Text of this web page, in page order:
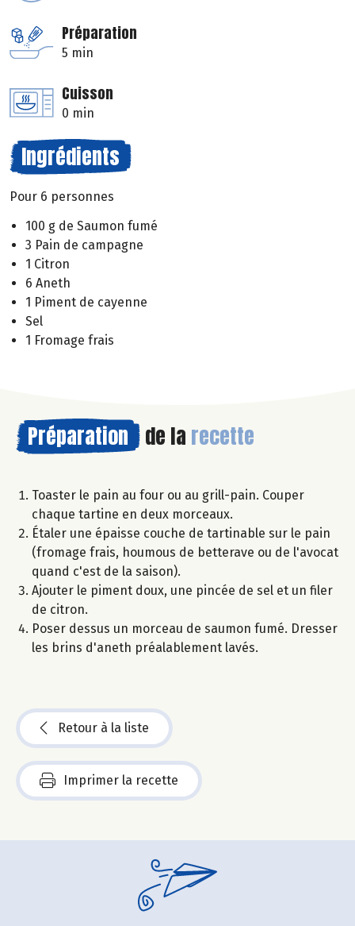
Préparation
5 min
Cuisson
0 min
Ingrédients
Pour 6 personnes
100 g de Saumon fumé
3 Pain de campagne
1 Citron
6 Aneth
1 Piment de cayenne
Sel
1 Fromage frais
Préparation de la recette
Toaster le pain au four ou au grill-pain. Couper
chaque tartine en deux morceaux.
Étaler une épaisse couche de tartinable sur le pain
(fromage frais, houmous de betterave ou de l'avocat
quand c'est de la saison).
Ajouter le piment doux, une pincée de sel et un filer
de citron.
Poser dessus un morceau de saumon fumé. Dresser
les brins d'aneth préalablement lavés.
Retour à la liste
Imprimer la recette